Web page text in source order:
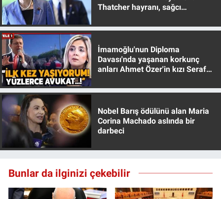
Thatcher hayranı, sağcı
İmamoğlu'nun Diploma
Davası'nda yaşanan korkunç
anları Ahmet Özer'in kızı Seraf
Nobel Barış ödülünü alan Maria
Corina Machado aslında bir
darbeci
Bunlar da ilginizi çekebilir